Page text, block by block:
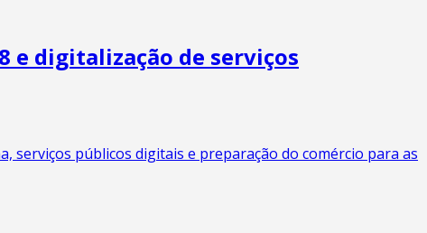
e digitalização de serviços
públicos digitais e preparação do comércio para as